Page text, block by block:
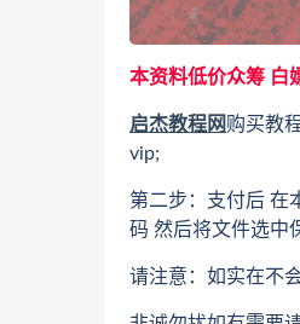
本资料低价众筹 白
启杰教程网购买教
vip;
第二步：支付后 在
码 然后将文件选中
请注意：如实在不